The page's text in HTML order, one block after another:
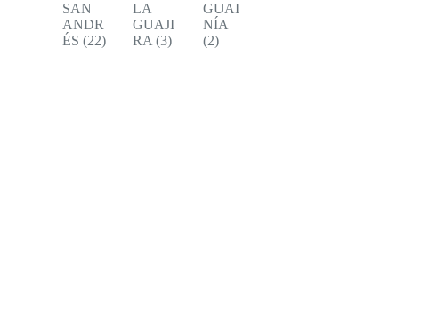
SAN
ANDR
ÉS(22)
LA
GUAJI
RA(3)
GUAI
NÍA
(2)